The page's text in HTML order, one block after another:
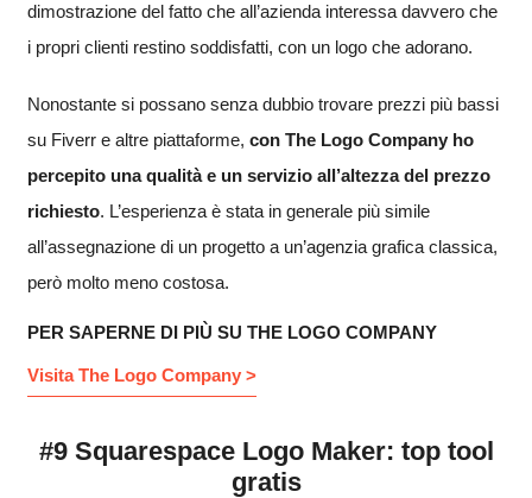
dimostrazione del fatto che all’azienda interessa davvero che
i propri clienti restino soddisfatti, con un logo che adorano.
Nonostante si possano senza dubbio trovare prezzi più bassi
su Fiverr e altre piattaforme, con The Logo Company ho
percepito una qualità e un servizio all’altezza del prezzo
richiesto. L’esperienza è stata in generale più simile
all’assegnazione di un progetto a un’agenzia grafica classica,
però molto meno costosa.
PER SAPERNE DI PIÙ SU THE LOGO COMPANY
Visita The Logo Company >
#9 Squarespace Logo Maker: top tool
gratis